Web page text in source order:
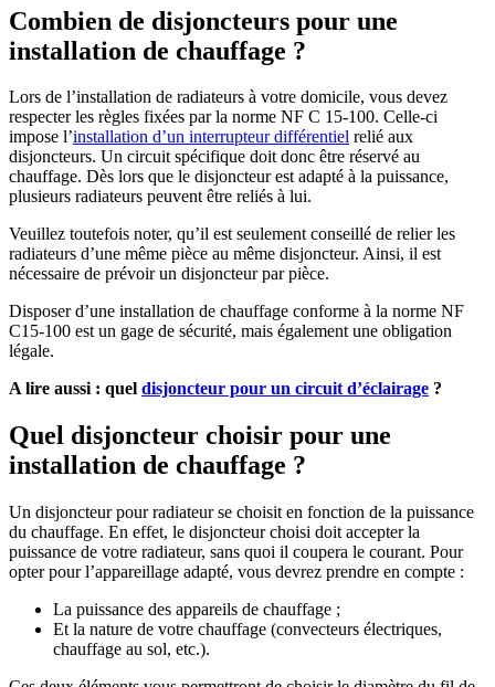
Combien de disjoncteurs pour une
installation de chauffage ?
Lors de l’installation de radiateurs à votre domicile, vous devez
respecter les règles fixées par la norme NF C 15-100. Celle-ci
impose l’installation d’un interrupteur différentiel relié aux
disjoncteurs. Un circuit spécifique doit donc être réservé au
chauffage. Dès lors que le disjoncteur est adapté à la puissance,
plusieurs radiateurs peuvent être reliés à lui.
Veuillez toutefois noter, qu’il est seulement conseillé de relier les
radiateurs d’une même pièce au même disjoncteur. Ainsi, il est
nécessaire de prévoir un disjoncteur par pièce.
Disposer d’une installation de chauffage conforme à la norme NF
C15-100 est un gage de sécurité, mais également une obligation
légale.
A lire aussi : quel disjoncteur pour un circuit d’éclairage ?
Quel disjoncteur choisir pour une
installation de chauffage ?
Un disjoncteur pour radiateur se choisit en fonction de la puissance
du chauffage. En effet, le disjoncteur choisi doit accepter la
puissance de votre radiateur, sans quoi il coupera le courant. Pour
opter pour l’appareillage adapté, vous devrez prendre en compte :
La puissance des appareils de chauffage ;
Et la nature de votre chauffage (convecteurs électriques,
chauffage au sol, etc.).